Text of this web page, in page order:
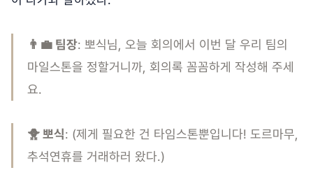
👨‍💼 팀장: 뽀식님, 오늘 회의에서 이번 달 우리 팀의
마일스톤을 정할거니까, 회의록 꼼꼼하게 작성해 주세
요.
🐥 뽀식: (제게 필요한 건 타임스톤뿐입니다! 도르마무,
추석연휴를 거래하러 왔다.)